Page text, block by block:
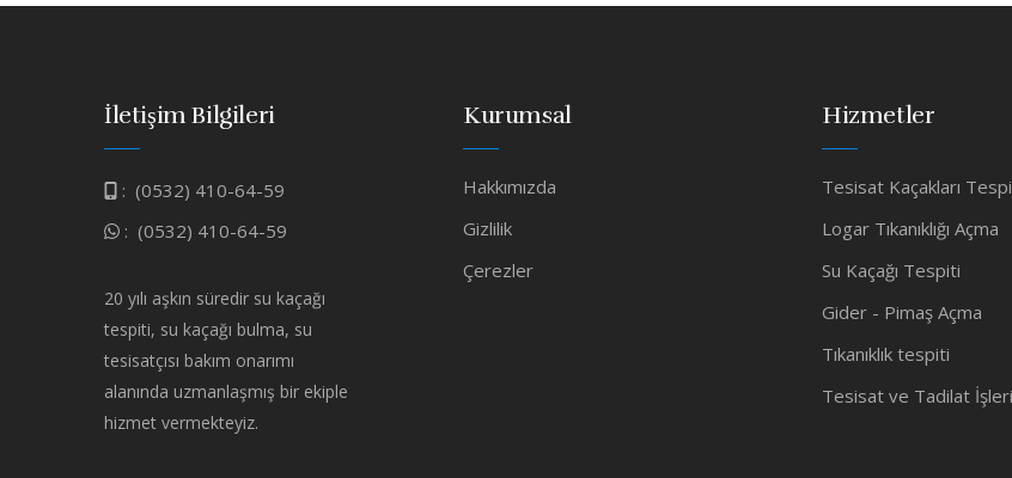
İletişim Bilgileri
: (0532) 410-64-59
: (0532) 410-64-59
20 yılı aşkın süredir su kaçağı
tespiti, su kaçağı bulma, su
tesisatçısı bakım onarımı
alanında uzmanlaşmış bir ekiple
hizmet vermekteyiz.
Kurumsal
Hakkımızda
Gizlilik
Çerezler
Hizmetler
Tesisat Kaçakları
Logar Tıkanıklığı Açma
Su Kaçağı Tespiti
Gider - Pimaş Açma
Tıkanıklık tespiti
Tesisat ve Tadilat İşleri